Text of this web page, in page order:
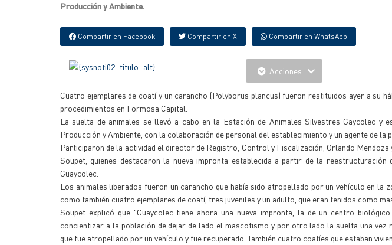
Producción y Ambiente.
Compartir en Facebook Compartir en X Compartir en WhatsApp
Acciones
Cuatro ejemplares de coatí y un carancho (Polyborus plancus) fueron restituidos ayer a su
procedimientos en Formosa Capital.
La suelta de animales se llevó a cabo en la Estación de Animales Silvestres Gaycolec y
Producción y Ambiente, con la colaboración de personal del establecimiento y un agente de la
Participaron de la actividad el director de Registro, Control y Fiscalización, Orlando
Soupet, quienes destacaron la nueva impronta establecida a partir de la
Guaycolec.
Los animales liberados fueron un carancho que había sido atropellado por un vehículo en la
como también cuatro ejemplares de coatí, tres juveniles y un adulto, que eran tenidos como
Soupet explicó que "Guaycolec tiene ahora una nueva impronta, la de un centro
concientizar a la población de dejar de lado el mascotismo y por otro lado la suelta una vez
que fue atropellado por un vehículo y fue recuperado. También cuatro coatíes que estaban